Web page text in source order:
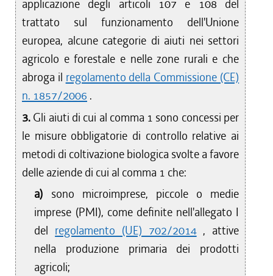
applicazione degli articoli 107 e 108 del
trattato sul funzionamento dell'Unione
europea, alcune categorie di aiuti nei settori
agricolo e forestale e nelle zone rurali e che
abroga il regolamento della Commissione (CE)
n. 1857/2006 .
3. Gli aiuti di cui al comma 1 sono concessi per
le misure obbligatorie di controllo relative ai
metodi di coltivazione biologica svolte a favore
delle aziende di cui al comma 1 che:
a) sono microimprese, piccole o medie
imprese (PMI), come definite nell'allegato I
del regolamento (UE) 702/2014, attive
nella produzione primaria dei prodotti
agricoli;